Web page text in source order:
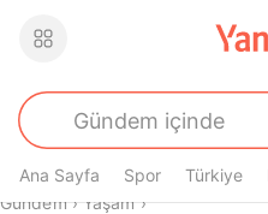
Ana Sayfa Spor Türkiye
Buradasın
Gündem› Yaşam›